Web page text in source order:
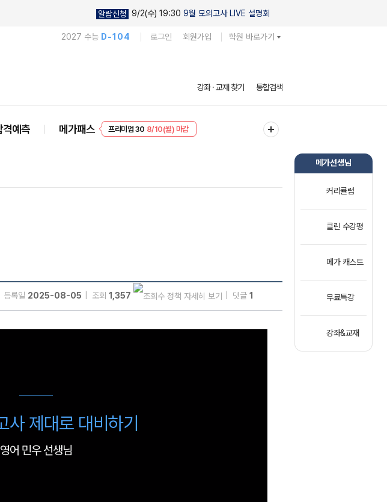
알람신청 9/2(수) 19:30 9월 모의고사 LIVE 설명회
2027 수능 D-104 로그인 회원가입 학원 바로가기
강좌 · 교재 찾기 통합검색
격예측 메가패스
EVENT 8/10(월) 마감
등록일 2025-08-05 조회 1,357 댓글 1
사 제대로 대비하기
영어 민우 선생님
메가선생님
커리큘럼
클린 수강평
메가 캐스트
무료특강
강좌&교재